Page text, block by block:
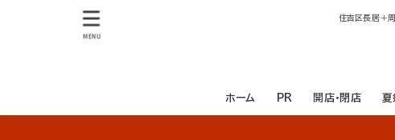
住吉区長居＋
ホーム PR 開店・閉店 夏
MENU